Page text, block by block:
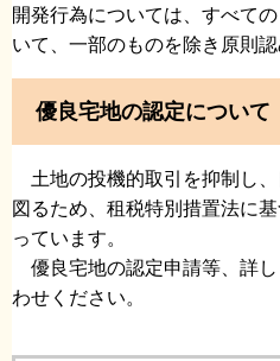
開発行為については、すべて
いて、一部のものを除き原則認
優良宅地の認定について
土地の投機的取引を抑制し
図るため、租税特別措置法に
っています。
優良宅地の認定申請等、詳
わせください。